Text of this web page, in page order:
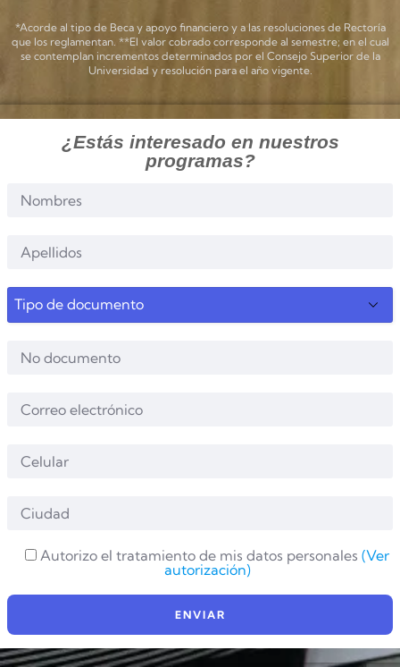
*Acorde al tipo de Beca y apoyo financiero y a las resoluciones de Rectoría
que los reglamentan. **El valor cobrado corresponde al semestre; en el cual
se contemplan incrementos determinados por el Consejo Superior de la
Universidad y resolución para el año vigente.
¿Estás interesado en nuestros
programas?
Autorizo el tratamiento de mis datos personales (Ver
autorización)